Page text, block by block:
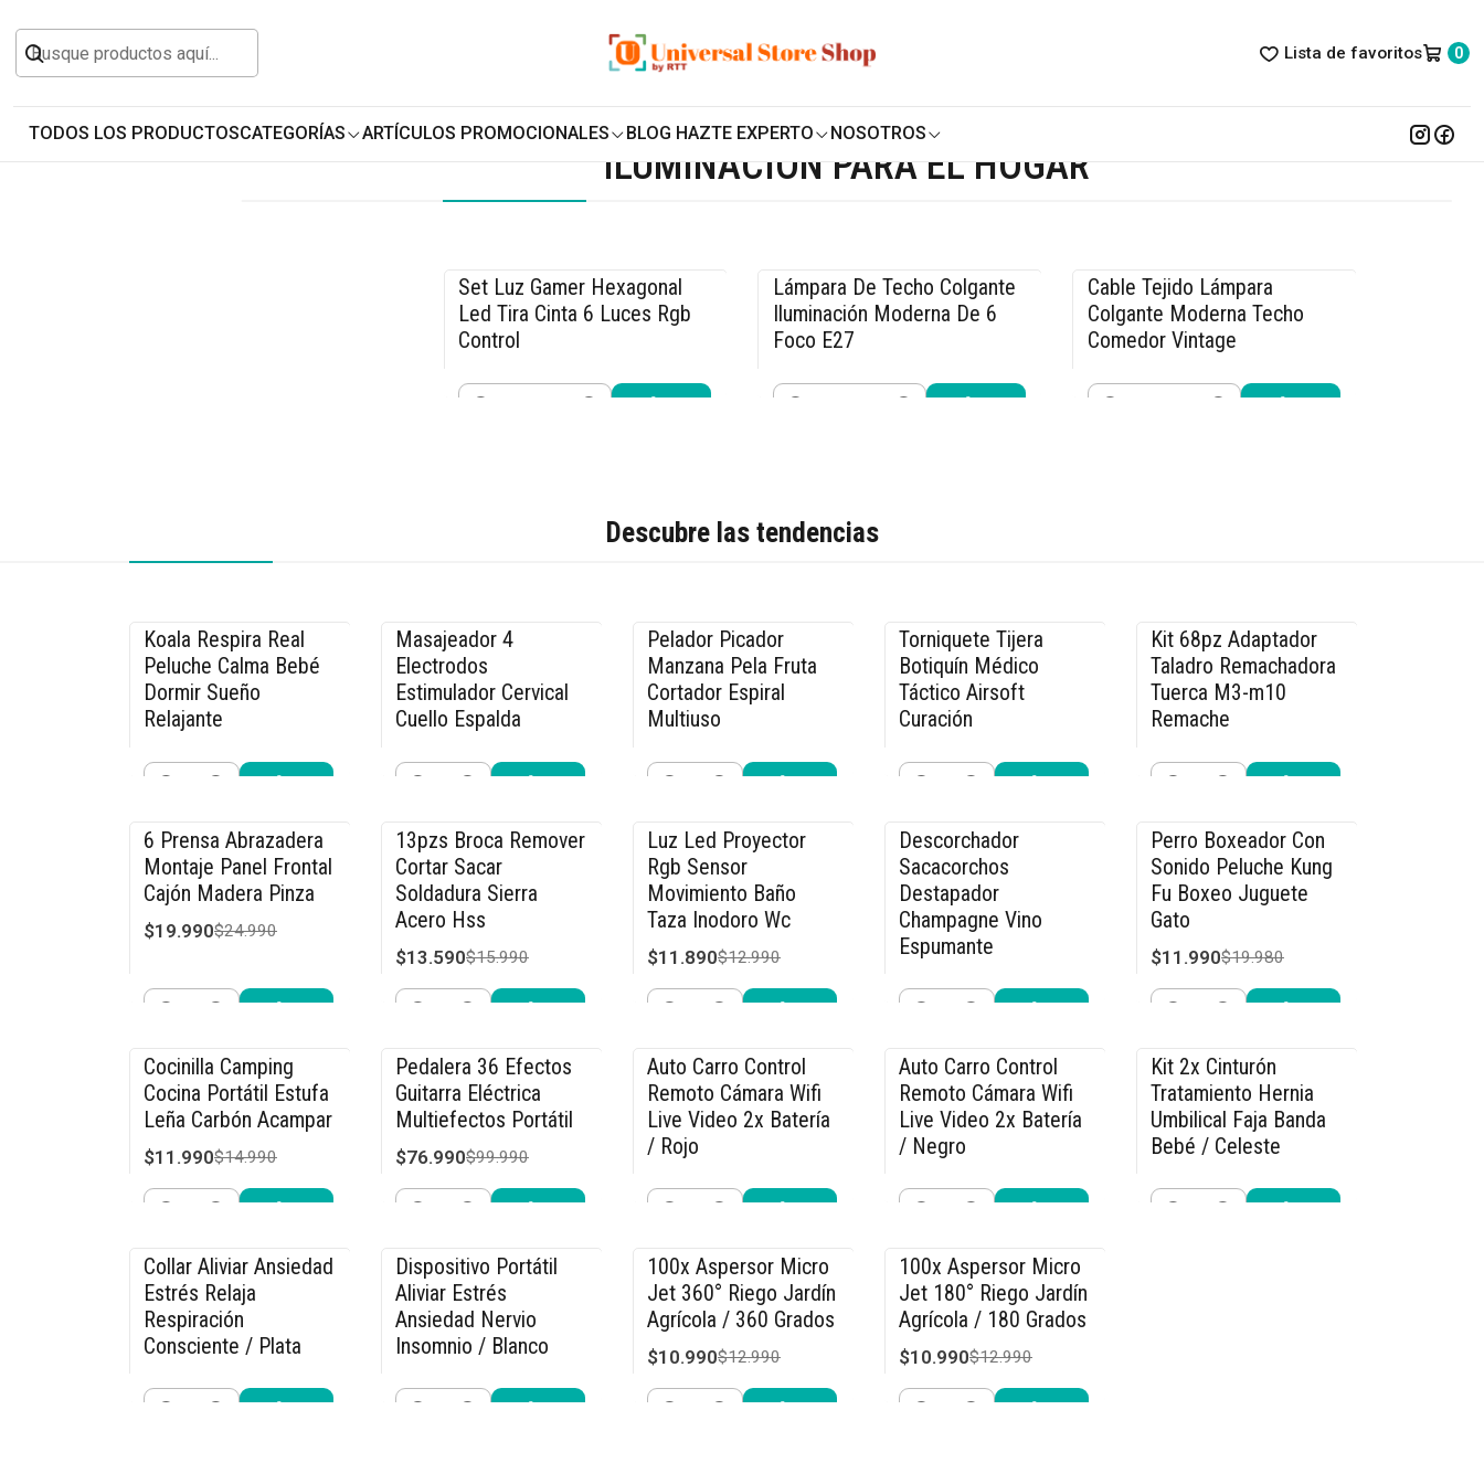
Lista de favoritos 0
TODOS LOS PRODUCTOSCATEGORÍAS ARTÍCULOS PROMOCIONALES BLOG HAZTE EXPERTO NOSOTROS
Inicio Hogar y Muebles
ILUMINACIÓN PARA EL HOGAR
-20% OFF
Set Luz Gamer Hexagonal
Led Tira Cinta 6 Luces Rgb
Control
$15.990$19.980
-15% OFF
Lámpara De Techo Colgante
Iluminación Moderna De 6
Foco E27
$29.740$34.990
-17% OFF
Cable Tejido Lámpara
Colgante Moderna Techo
Comedor Vintage
$4.990$5.990
Descubre las tendencias
-26% OFF
Koala Respira Real
Peluche Calma Bebé
Dormir Sueño
Relajante
$19.990$26.990
-33% OFF
Masajeador 4
Electrodos
Estimulador Cervical
Cuello Espalda
$26.990$39.990
-20% OFF
Pelador Picador
Manzana Pela Fruta
Cortador Espiral
Multiuso
$23.990$29.990
-17% OFF
Torniquete Tijera
Botiquín Médico
Táctico Airsoft
Curación
$9.990$11.990
-14% OFF
Kit 68pz Adaptador
Taladro Remachadora
Tuerca M3-m10
Remache
$29.990$34.990
-20% OFF
6 Prensa Abrazadera
Montaje Panel Frontal
Cajón Madera Pinza
$19.990$24.990
-15% OFF
13pzs Broca Remover
Cortar Sacar
Soldadura Sierra
Acero Hss
$13.590$15.990
-8% OFF
Luz Led Proyector
Rgb Sensor
Movimiento Baño
Taza Inodoro Wc
$11.890$12.990
-15% OFF
Descorchador
Sacacorchos
Destapador
Champagne Vino
Espumante
$21.240$24.990
-40% OFF
Perro Boxeador Con
Sonido Peluche Kung
Fu Boxeo Juguete
Gato
$11.990$19.980
-20% OFF
Cocinilla Camping
Cocina Portátil Estufa
Leña Carbón Acampar
$11.990$14.990
-23% OFF
Pedalera 36 Efectos
Guitarra Eléctrica
Multiefectos Portátil
$76.990$99.990
-36% OFF
Auto Carro Control
Remoto Cámara Wifi
Live Video 2x Batería
/ Rojo
$31.990$49.990
-36% OFF
Auto Carro Control
Remoto Cámara Wifi
Live Video 2x Batería
/ Negro
$31.990$49.990
-15% OFF
Kit 2x Cinturón
Tratamiento Hernia
Umbilical Faja Banda
Bebé / Celeste
$25.490$29.990
-15% OFF
Collar Aliviar Ansiedad
Estrés Relaja
Respiración
Consciente / Plata
$11.040$12.990
-27% OFF
Dispositivo Portátil
Aliviar Estrés
Ansiedad Nervio
Insomnio / Blanco
$21.990$29.990
-15% OFF
100x Aspersor Micro
Jet 360° Riego Jardín
Agrícola / 360 Grados
$10.990$12.990
-15% OFF
100x Aspersor Micro
Jet 180° Riego Jardín
Agrícola / 180 Grados
$10.990$12.990